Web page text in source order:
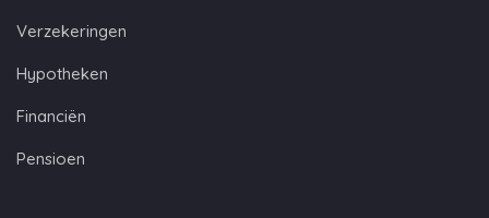
Verzekeringen
Hypotheken
Financiën
Pensioen